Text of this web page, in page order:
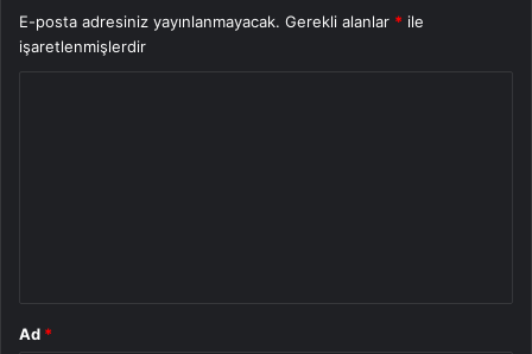
E-posta adresiniz yayınlanmayacak. Gerekli alanlar * ile
işaretlenmişlerdir
Ad *